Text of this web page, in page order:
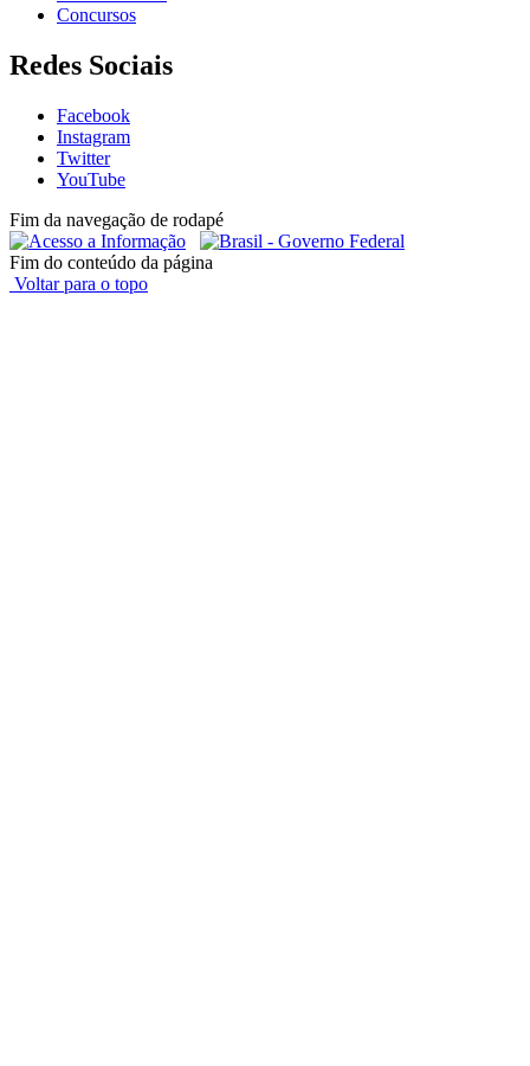
Concursos
Redes Sociais
Facebook
Instagram
Twitter
YouTube
Fim da navegação de rodapé
Fim do conteúdo da página
Voltar para o topo